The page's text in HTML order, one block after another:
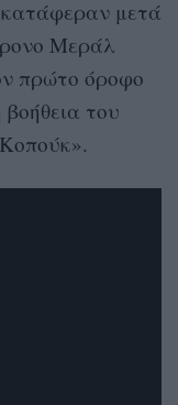
μετά
Μεράλ
πρώτο όροφο
του